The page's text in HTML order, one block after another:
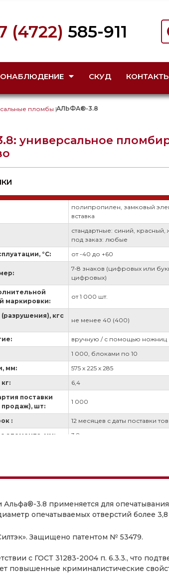
(4722) 585-911
СКУД
пломбы |АЛЬФА®-3.8
универсальное
полипропилен, замковый
вставка
стандартные: синий, красный,
под заказ: любые
°С:
от -40 до +60
7-8 знаков (цифровых или
цифровых)
маркировки:
от 1 000 шт.
кгс
не менее 40 (400)
вручную / с помощью ножниц
1 000, блоками по 10
мм:
575 х 225 х 285
6,4
поставки
продаж), шт:
1 000
:
12 месяцев с даты поставки
элемента, мм:
3,8
425
3.8 применяется для
опечатываемых отверстий более
Защищено патентом № 53479.
с ГОСТ 31283-2004 п. 6.3.3., что
повышенные криминалистические